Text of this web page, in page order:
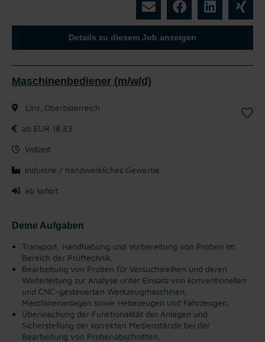
Details zu diesem Job anzeigen
Maschinenbediener (m/w/d)
Linz, Oberösterreich
ab EUR 18,83
Vollzeit
Industrie / handwerkliches Gewerbe
ab sofort
Deine Aufgaben
Transport, Handhabung und Vorbereitung von Proben im
Bereich der Prüftechnik.
Bearbeitung von Proben für Versuchsreihen und deren
Weiterleitung zur Analyse unter Einsatz von konventionellen
und CNC-gesteuerten Werkzeugmaschinen,
Maschinenanlagen sowie Hebezeugen und Fahrzeugen.
Überwachung der Funktionalität der Anlagen und
Sicherstellung der korrekten Medienstände bei der
Bearbeitung von Probenabschnitten.